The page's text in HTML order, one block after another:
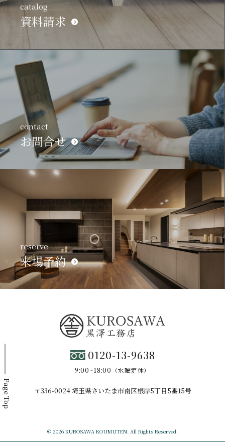
catalog
資料請求
contact
お問合せ
reserve
来場予約
Page Top
0120-13-9638
9:00~18:00（水曜定休）
〒336-0024 埼玉県さいたま市南区根岸5丁目5番15号
© 2026 KUROSAWA KOUMUTEN. All Rights Reserved.